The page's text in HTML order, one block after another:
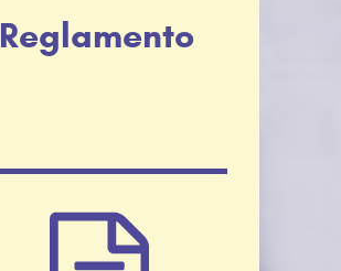
Reglamento